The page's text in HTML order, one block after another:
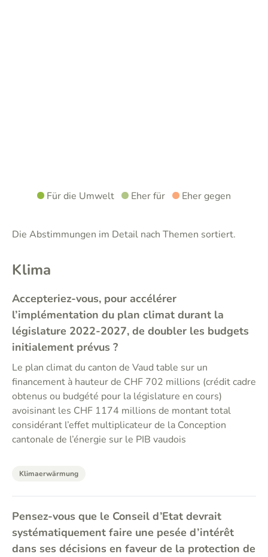
Für die Umwelt Eher für Eher gegen
Die Abstimmungen im Detail nach Themen sortiert.
Klima
Accepteriez-vous, pour accélérer
l’implémentation du plan climat durant la
législature 2022-2027, de doubler les budgets
initialement prévus ?
Le plan climat du canton de Vaud table sur un
financement à hauteur de CHF 702 millions (crédit cadre
obtenus ou budgété pour la législature en cours)
avoisinant les CHF 1174 millions de montant total
considérant l’effet multiplicateur de la Conception
cantonale de l’énergie sur le PIB vaudois
Klimaerwärmung
Pensez-vous que le Conseil d’Etat devrait
systématiquement faire une pesée d’intérêt
dans ses décisions en faveur de la protection de